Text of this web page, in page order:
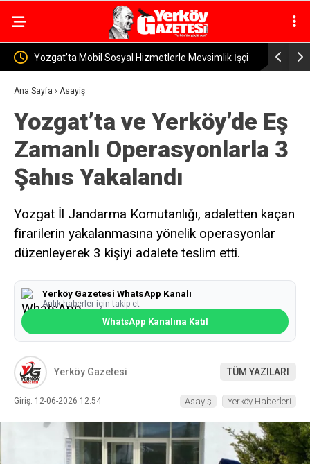
İşçi Yerköy İlçe Sağlık Müdürü Dr. Candaş Tan’dan
Emzirme Haftası Mesajı: “Bir Damla Anne Sütü, Bir
Ömür Sağlık”
Ana Sayfa › Asayiş
Yozgat’ta ve Yerköy’de Eş
Zamanlı Operasyonlarla 3
Şahıs Yakalandı
Yozgat İl Jandarma Komutanlığı, adaletten kaçan
firarilerin yakalanmasına yönelik operasyonlar
düzenleyerek 3 kişiyi adalete teslim etti.
Yerköy Gazetesi WhatsApp Kanalı
Anlık haberler için takip et
WhatsApp Kanalına Katıl
Yerköy Gazetesi TÜM YAZILARI
Giriş: 12-06-2026 12:54 Asayiş Yerköy Haberleri